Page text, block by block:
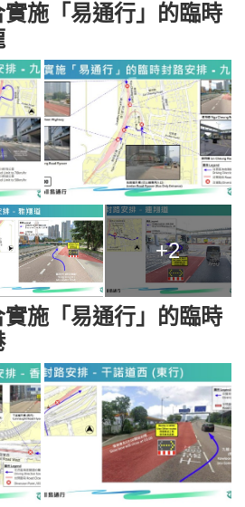
施「易通行」的臨時
+2
施「易通行」的臨時